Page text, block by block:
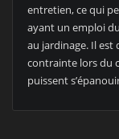
entretien, ce qui
ayant un emploi
au jardinage. Il
contrainte lors du
puissent